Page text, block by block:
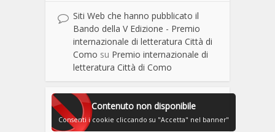
Siti Web che hanno pubblicato il
Bando della V Edizione - Premio
internazionale di letteratura Città di
Como su Premio internazionale di
letteratura Città di Como
Contenuto non disponibile
Consenti i cookie cliccando su "Accetta" nel banner"